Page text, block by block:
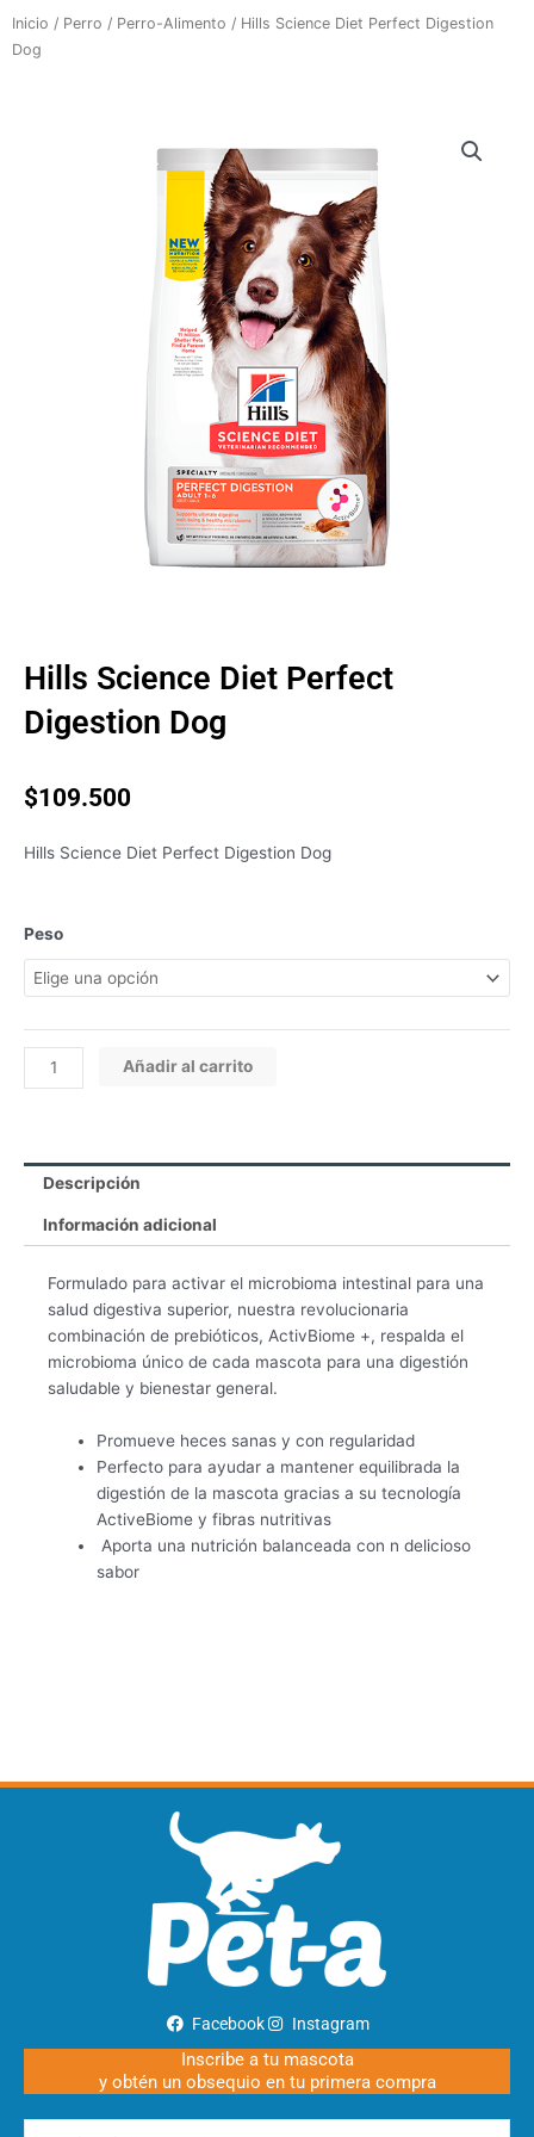
Inicio / Perro / Perro-Alimento / Hills Science Diet Perfect Digestion
Dog
Hills Science Diet Perfect
Digestion Dog
$109.500
Hills Science Diet Perfect Digestion Dog
Peso
Hills
Science
Diet
Digestion
Dog
cantidad
Añadir al carrito
Descripción
Información adicional
Formulado para activar el microbioma intestinal para una
salud digestiva superior, nuestra revolucionaria
combinación de prebióticos, ActivBiome +, respalda el
microbioma único de cada mascota para una digestión
saludable y bienestar general.
Promueve heces sanas y con regularidad
Perfecto para ayudar a mantener equilibrada la
digestión de la mascota gracias a su tecnología
ActiveBiome y fibras nutritivas
Aporta una nutrición balanceada con n delicioso
sabor
Facebook Instagram
Inscribe a tu mascota
y obtén un obsequio en tu primera compra